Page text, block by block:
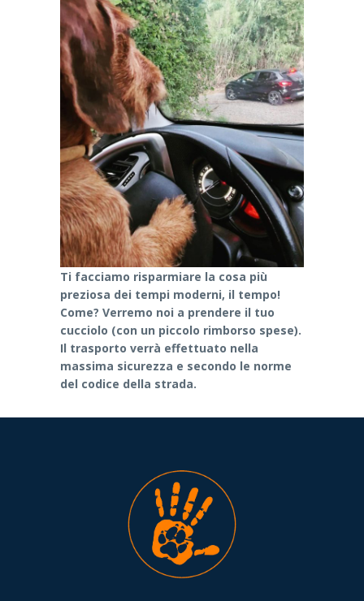
Ti facciamo risparmiare la cosa più
preziosa dei tempi moderni, il tempo!
Come? Verremo noi a prendere il tuo
cucciolo (con un piccolo rimborso spese).
Il trasporto verrà effettuato nella
massima sicurezza e secondo le norme
del codice della strada.